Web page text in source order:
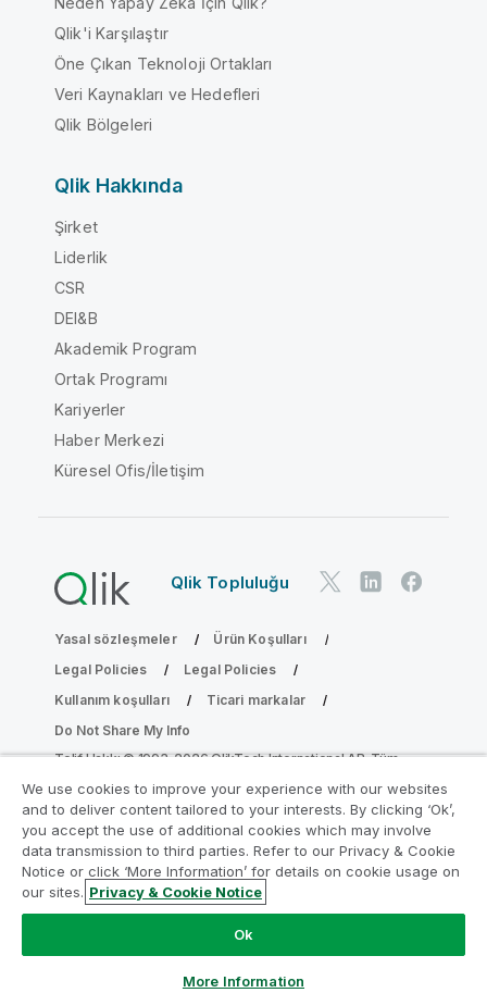
Qlik'i Karşılaştır
Öne Çıkan Teknoloji Ortakları
Veri Kaynakları ve Hedefleri
Qlik Bölgeleri
Qlik Hakkında
Şirket
Liderlik
CSR
DEI&B
Akademik Program
Ortak Programı
Kariyerler
Haber Merkezi
Küresel Ofis/İletişim
Qlik Topluluğu
Yasal sözleşmeler
Ürün Koşulları
Legal Policies
Legal Policies
Kullanım koşulları
Ticari markalar
Do Not Share My Info
Telif Hakkı © 1993-2026 QlikTech International AB. Tüm
Analiz Modernleştirme Programına katılın
Analiz Modernleştirme Programı ile değerli QlikView
uygulamalarınızı ödün vermeden modernleştirin.
ulaşmak
ampquestions@qlik.com
We use cookies to improve your experience with our websites
and to deliver content tailored to your interests. By clicking ‘Ok’,
you accept the use of additional cookies which may involve
data transmission to third parties. Refer to our Privacy & Cookie
Notice or click ‘More Information’ for details on cookie usage on
our sites. Privacy & Cookie Notice
Ok
More Information